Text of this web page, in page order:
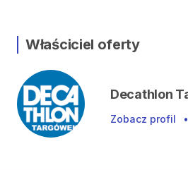
Właściciel oferty
Decathlon
Zobacz profil •